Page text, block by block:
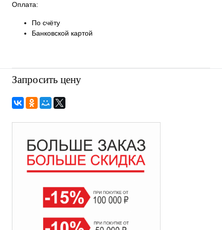
Оплата:
По счёту
Банковской картой
Запросить цену